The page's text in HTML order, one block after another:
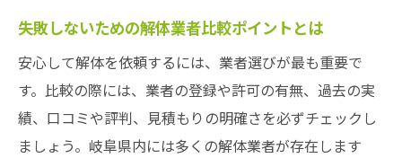
岐阜県の解体工事で使える補助金や助成情
登録業者一覧を活用した安全な解体依頼法
解体業者登録一覧を活用した信頼性の見極
め方
失敗しないための解体業者比較ポイントとは
安心して解体を依頼するには、業者選びが最も重要で
す。比較の際には、業者の登録や許可の有無、過去の実
績、口コミや評判、見積もりの明確さを必ずチェックし
ましょう。岐阜県内には多くの解体業者が存在します